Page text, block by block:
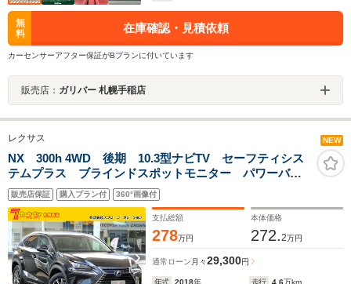
無
料
在庫確認・見積依頼
カーセンサーアフター保証がBプランに付いています
販売店： ガリバー 札幌手稲店
レクサス NEW
NX 300h 4WD 後期 10.3型ナビTV セーフティシス
テムプラス ブラインドスポットモニター パワーバッ
クドア レーダークルーズコントロール ステアリング
ヒーター パワーシート パドルシフト ステアリング
スイッチ
販売店保証 購入プラン付 360°画像付
支払総額
278万円
本体価格
272.2万円
通常ローン 月々29,300円
年式 2018年 走行 4.6万km